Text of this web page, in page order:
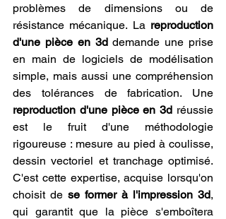
problèmes de dimensions ou de
résistance mécanique. La reproduction
d'une pièce en 3d demande une prise
en main de logiciels de modélisation
simple, mais aussi une compréhension
reproduction d'une pièce en 3d réussie
est le fruit d'une méthodologie
rigoureuse : mesure au pied à coulisse,
dessin vectoriel et tranchage optimisé.
C'est cette expertise, acquise lorsqu'on
choisit de se former à l'impression 3d,
qui garantit que la pièce s'emboîtera